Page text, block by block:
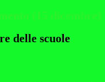
(15 dicembre)
delle scuole